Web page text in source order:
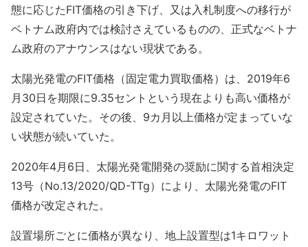
態に応じたFIT価格の引き下げ、又は入札制度への移行が
ベトナム政府内では検討さえているものの、正式なベトナ
ム政府のアナウンスはない現状である。
太陽光発電のFIT価格（固定電力買取価格）は、2019年6
月30日を期限に9.35セントという現在よりも高い価格が
設定されていた。その後、9カ月以上価格が定まっていな
い状態が続いていた。
2020年4月6日、太陽光発電開発の奨励に関する首相決定
13号（No.13/2020/QD-TTg）により、太陽光発電のFIT
価格が改定された。
設置場所ごとに価格が異なり、地上設置型は1キロワット